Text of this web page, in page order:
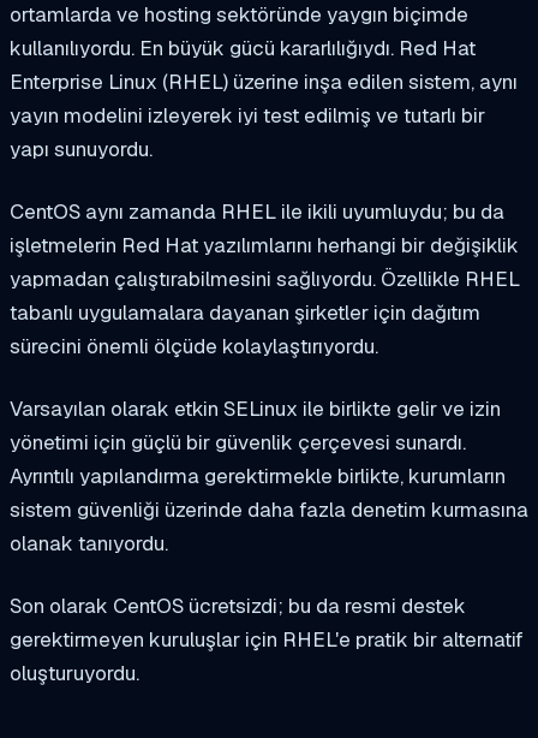
ortamlarda ve hosting sektöründe yaygın biçimde
kullanılıyordu. En büyük gücü kararlılığıydı. Red Hat
Enterprise Linux (RHEL) üzerine inşa edilen sistem, aynı
yayın modelini izleyerek iyi test edilmiş ve tutarlı bir
yapı sunuyordu.
CentOS aynı zamanda RHEL ile ikili uyumluydu; bu da
işletmelerin Red Hat yazılımlarını herhangi bir değişiklik
yapmadan çalıştırabilmesini sağlıyordu. Özellikle RHEL
tabanlı uygulamalara dayanan şirketler için dağıtım
sürecini önemli ölçüde kolaylaştırıyordu.
Varsayılan olarak etkin SELinux ile birlikte gelir ve izin
yönetimi için güçlü bir güvenlik çerçevesi sunardı.
Ayrıntılı yapılandırma gerektirmekle birlikte, kurumların
sistem güvenliği üzerinde daha fazla denetim kurmasına
olanak tanıyordu.
Son olarak CentOS ücretsizdi; bu da resmi destek
gerektirmeyen kuruluşlar için RHEL'e pratik bir alternatif
oluşturuyordu.